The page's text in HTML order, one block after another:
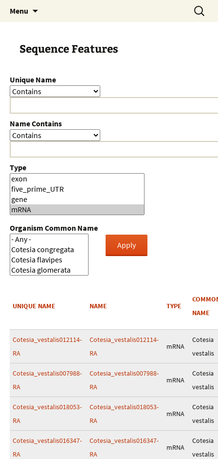
Menu
Search
for:
Sequence Features
Unique Name
Name Contains
Type
Organism Common Name
UNIQUE NAME NAME TYPE
NAME
Cotesia_vestalis012114-
RA
Cotesia_vestalis012114-
RA
mRNA
Cotesia
vestalis
Cotesia_vestalis007988-
RA
Cotesia_vestalis007988-
RA
mRNA
Cotesia
vestalis
Cotesia_vestalis018053-
RA
Cotesia_vestalis018053-
RA
mRNA
Cotesia
vestalis
Cotesia_vestalis016347-
RA
Cotesia_vestalis016347-
RA
mRNA
Cotesia
vestalis